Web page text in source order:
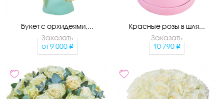
Букет с орхидеями,...
Заказать
от 9 000
Красные розы в шля...
Заказать
10 790